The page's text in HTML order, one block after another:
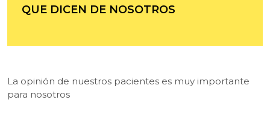
QUE DICEN DE NOSOTROS
La opinión de nuestros pacientes es muy importante
para nosotros